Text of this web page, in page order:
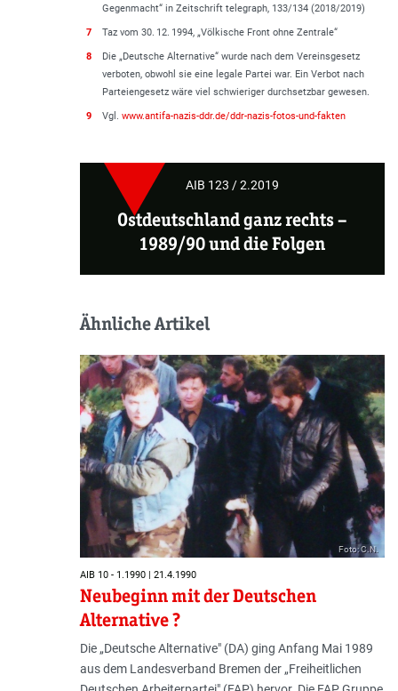
Gegenmacht“ in Zeitschrift telegraph, 133/134 (2018/2019)
7 Taz vom 30. 12. 1994, „Völkische Front ohne Zentrale“
8
Die „Deutsche Alternative“ wurde nach dem Vereinsgesetz
verboten, obwohl sie eine legale Partei war. Ein Verbot nach
Parteiengesetz wäre viel schwieriger durchsetzbar gewesen.
9 Vgl. www.antifa-nazis-ddr.de/ddr-nazis-fotos-und-fakten
AIB 123 / 2.2019
Ostdeutschland ganz rechts–
1989/90 und die Folgen
Ähnliche Artikel
Foto: C.N.
AIB 10 - 1.1990 | 21.4.1990
Neubeginn mit der Deutschen
Alternative ?
Die „Deutsche Alternative" (DA) ging Anfang Mai 1989
aus dem Landesverband Bremen der „Freiheitlichen